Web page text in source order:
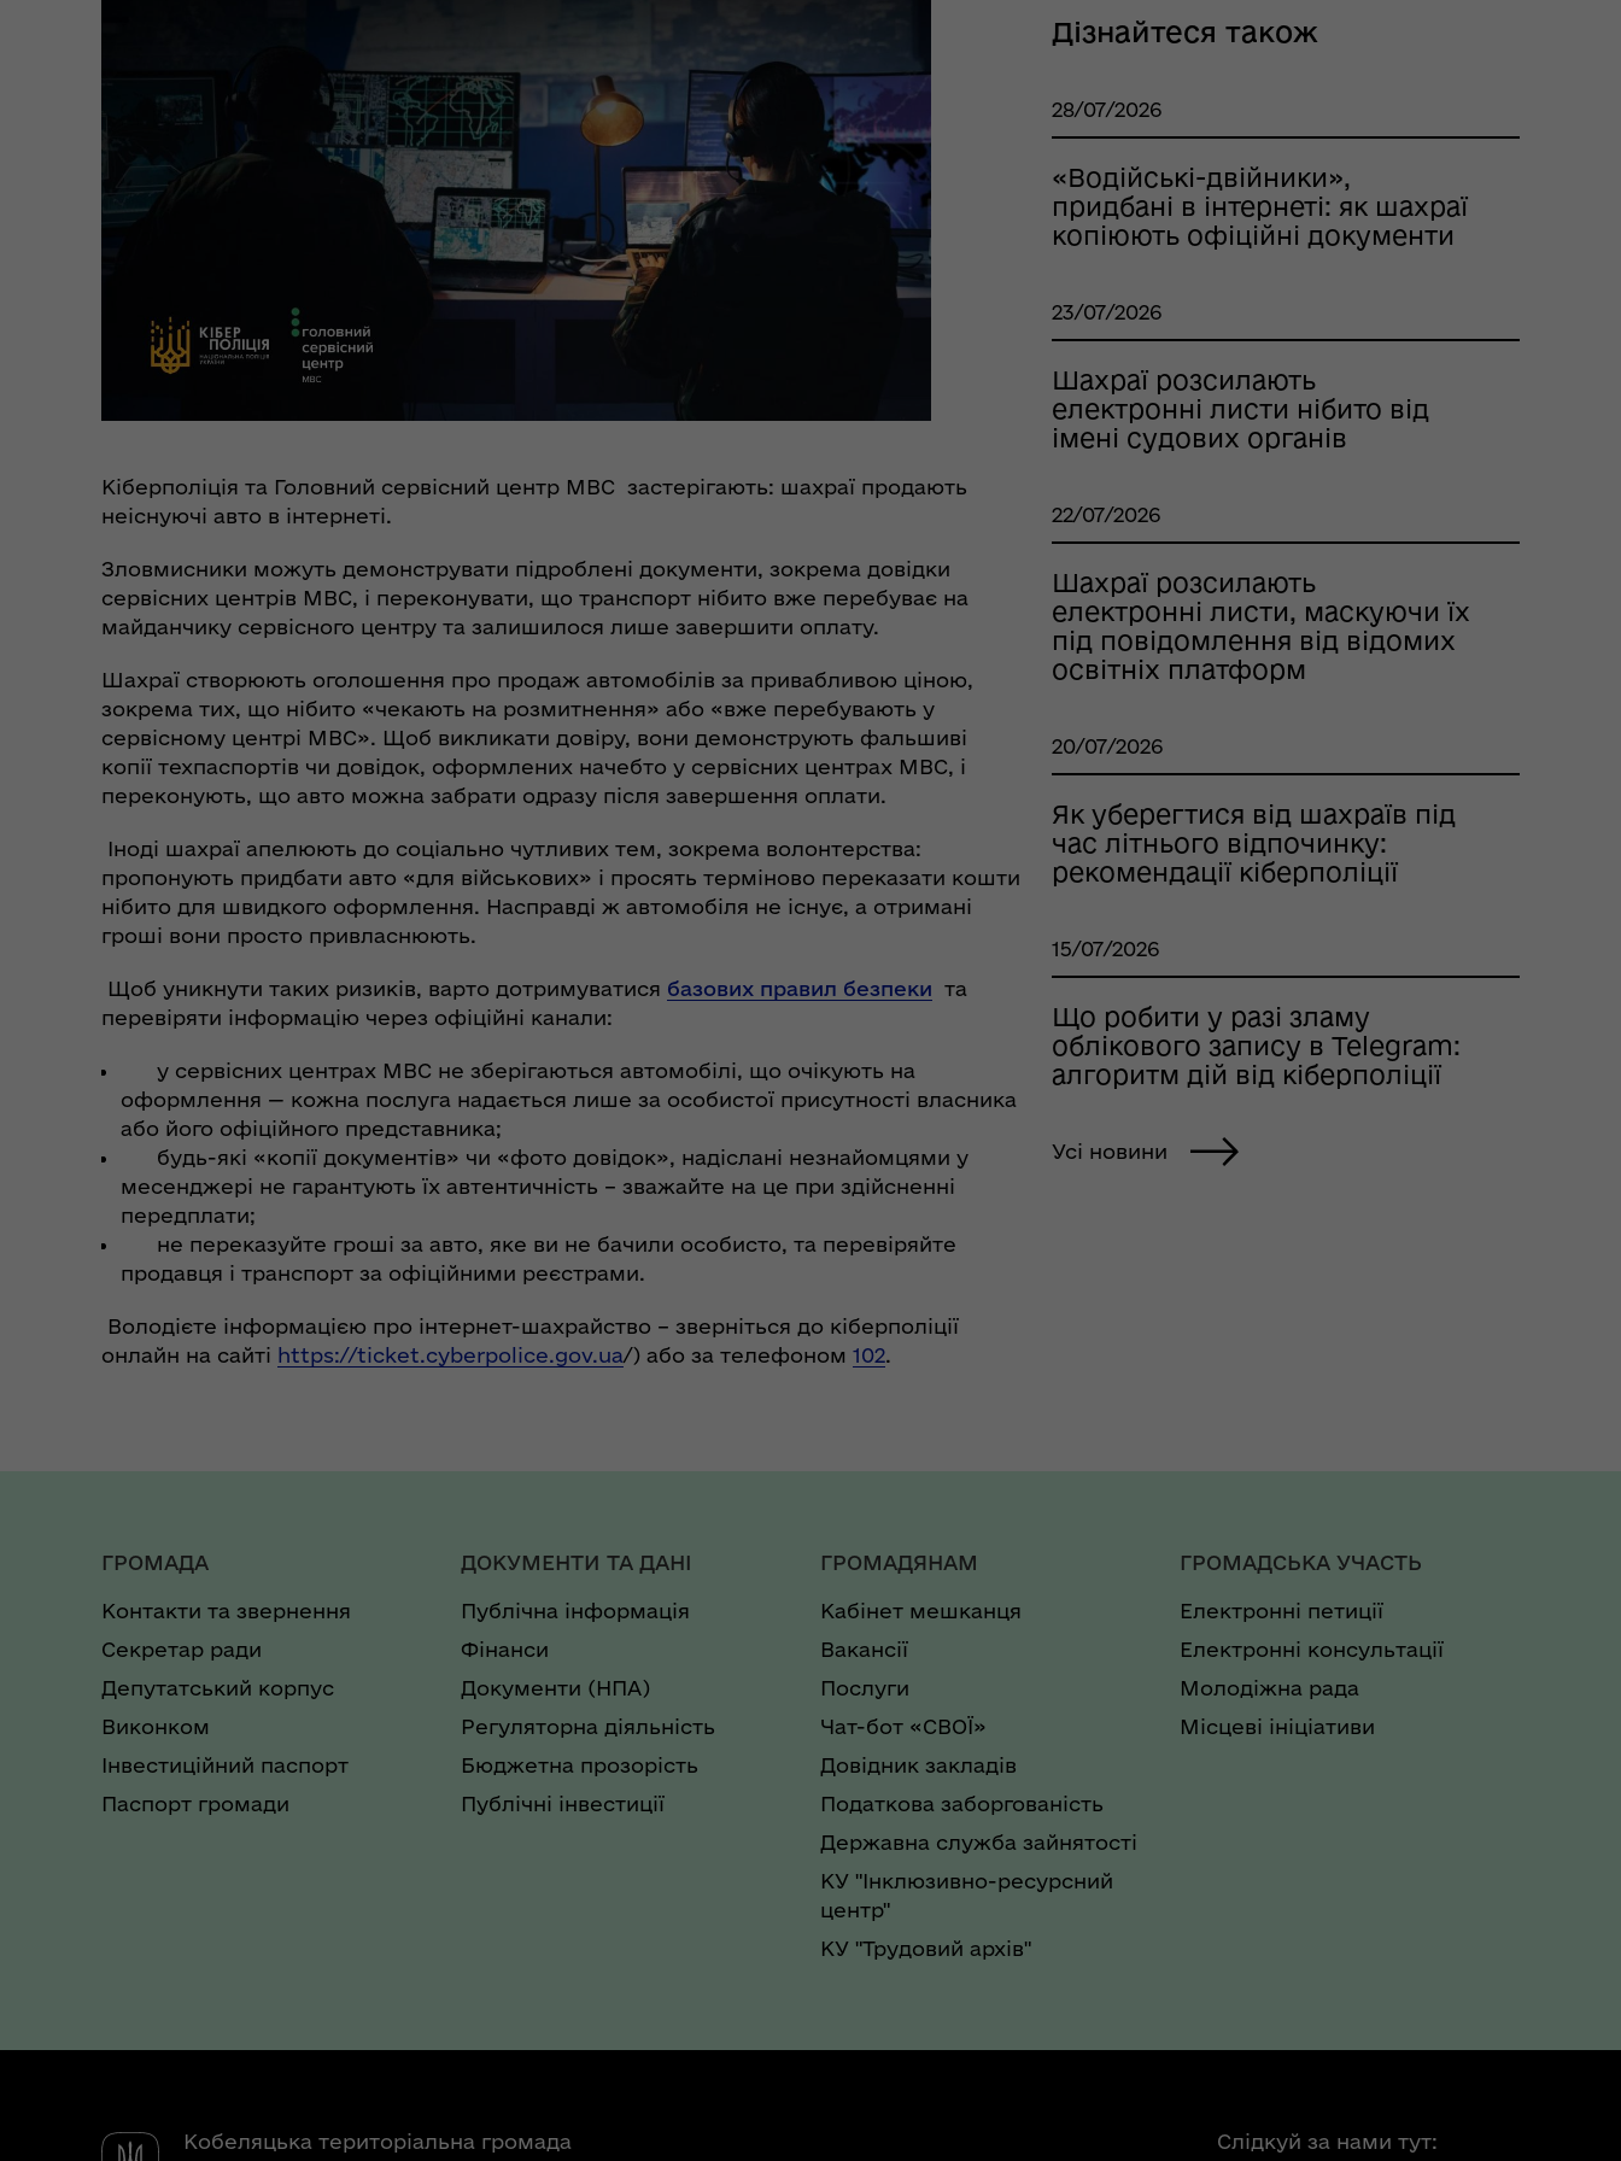
Пункти незламності та
Дії населення при
надзвичайних ситуаціях
Кобеляцької громади
Координаційний штаб з
військовополоненими
Кіберполіція та Головний сервісний центр МВС застерігають: шахраї продають
неіснуючі авто в інтернеті.
Зловмисники можуть демонструвати підроблені документи, зокрема довідки
сервісних центрів МВС, і переконувати, що транспорт нібито вже перебуває на
майданчику сервісного центру та залишилося лише завершити оплату.
Шахраї створюють оголошення про продаж автомобілів за привабливою ціною,
зокрема тих, що нібито «чекають на розмитнення» або «вже перебувають у
сервісному центрі МВС». Щоб викликати довіру, вони демонструють фальшиві
копії техпаспортів чи довідок, оформлених начебто у сервісних центрах МВС, і
переконують, що авто можна забрати одразу після завершення оплати.
Іноді шахраї апелюють до соціально чутливих тем, зокрема волонтерства:
пропонують придбати авто «для військових» і просять терміново переказати кошти
нібито для швидкого оформлення. Насправді ж автомобіля не існує, а отримані
гроші вони просто привласнюють.
Щоб уникнути таких ризиків, варто дотримуватися базових правил безпеки та
перевіряти інформацію через офіційні канали:
у сервісних центрах МВС не зберігаються автомобілі, що очікують на
оформлення — кожна послуга надається лише за особистої присутності власника
або його офіційного представника;
будь-які «копії документів» чи «фото довідок», надіслані незнайомцями у
месенджері не гарантують їх автентичність – зважайте на це при здійсненні
передплати;
не переказуйте гроші за авто, яке ви не бачили особисто, та перевіряйте
продавця і транспорт за офіційними реєстрами.
Володієте інформацією про інтернет-шахрайство – зверніться до кіберполіції
онлайн на сайті https://ticket.cyberpolice.gov.ua/) або за телефоном 102.
Дізнайтеся також
28/07/2026
«Водійські-двійники»,
придбані в інтернеті: як шахраї
копіюють офіційні документи
23/07/2026
Шахраї розсилають
електронні листи нібито від
імені судових органів
22/07/2026
Шахраї розсилають
електронні листи, маскуючи їх
під повідомлення від відомих
освітніх платформ
20/07/2026
Як уберегтися від шахраїв під
час літнього відпочинку:
рекомендації кіберполіції
15/07/2026
Що робити у разі зламу
облікового запису в Telegram:
алгоритм дій від кіберполіції
Усі новини
ГРОМАДА
Контакти та звернення
Секретар ради
Депутатський корпус
Виконком
Інвестиційний паспорт
Паспорт громади
ДОКУМЕНТИ ТА ДАНІ
Публічна інформація
Фінанси
Документи (НПА)
Регуляторна діяльність
Бюджетна прозорість
Публічні інвестиції
ГРОМАДЯНАМ
Кабінет мешканця
Вакансії
Послуги
Чат-бот «СВОЇ»
Довідник закладів
Податкова заборгованість
Державна служба зайнятості
КУ "Інклюзивно-ресурсний
центр"
КУ "Трудовий архів"
ГРОМАДСЬКА УЧАСТЬ
Електронні петиції
Електронні консультації
Молодіжна рада
Місцеві ініціативи
Кобеляцька територіальна громада
Слідкуй за нами тут: